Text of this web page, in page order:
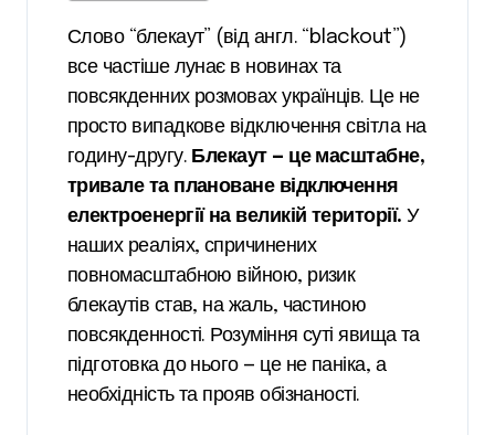
Слово “блекаут” (від англ. “blackout”)
все частіше лунає в новинах та
повсякденних розмовах українців. Це не
просто випадкове відключення світла на
годину-другу. Блекаут — це масштабне,
тривале та плановане відключення
електроенергії на великій території. У
наших реаліях, спричинених
повномасштабною війною, ризик
блекаутів став, на жаль, частиною
повсякденності. Розуміння суті явища та
підготовка до нього — це не паніка, а
необхідність та прояв обізнаності.